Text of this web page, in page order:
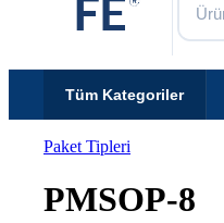
Tüm Kategoriler
Paket Tipleri
PMSOP-8